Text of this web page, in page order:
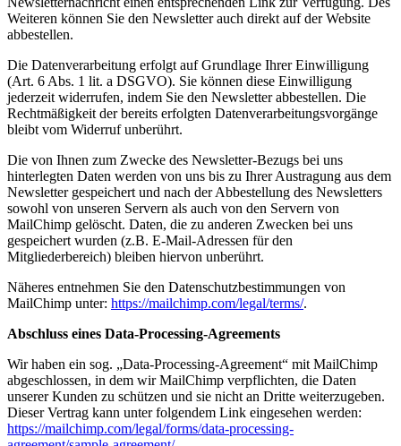
Weiteren können Sie den Newsletter auch direkt auf der Website
abbestellen.
Die Datenverarbeitung erfolgt auf Grundlage Ihrer Einwilligung
(Art. 6 Abs. 1 lit. a DSGVO). Sie können diese Einwilligung
jederzeit widerrufen, indem Sie den Newsletter abbestellen. Die
Rechtmäßigkeit der bereits erfolgten Datenverarbeitungsvorgänge
bleibt vom Widerruf unberührt.
Die von Ihnen zum Zwecke des Newsletter-Bezugs bei uns
hinterlegten Daten werden von uns bis zu Ihrer Austragung aus dem
Newsletter gespeichert und nach der Abbestellung des Newsletters
sowohl von unseren Servern als auch von den Servern von
MailChimp gelöscht. Daten, die zu anderen Zwecken bei uns
gespeichert wurden (z.B. E-Mail-Adressen für den
Mitgliederbereich) bleiben hiervon unberührt.
Näheres entnehmen Sie den Datenschutzbestimmungen von
MailChimp unter: https://mailchimp.com/legal/terms/.
Abschluss eines Data-Processing-Agreements
Wir haben ein sog. „Data-Processing-Agreement“ mit MailChimp
abgeschlossen, in dem wir MailChimp verpflichten, die Daten
unserer Kunden zu schützen und sie nicht an Dritte weiterzugeben.
Dieser Vertrag kann unter folgendem Link eingesehen werden:
https://mailchimp.com/legal/forms/data-processing-